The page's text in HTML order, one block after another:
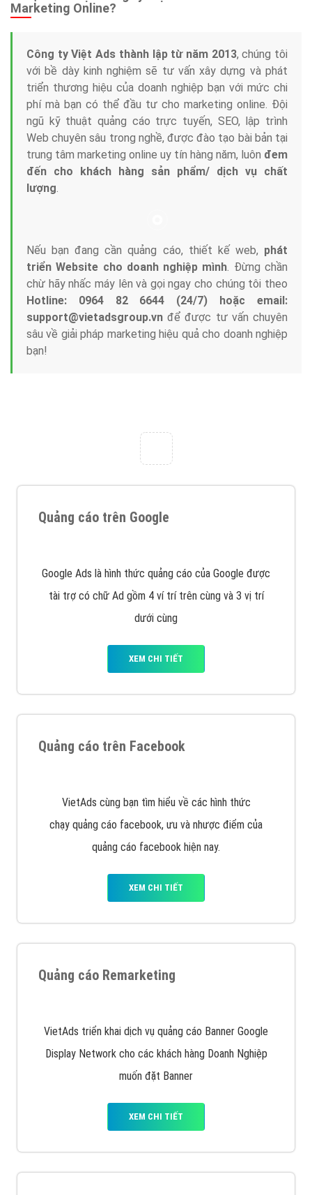
Marketing Online?
Công ty Việt Ads thành lập từ năm 2013, chúng tôi
với bề dày kinh nghiệm sẽ tư vấn xây dựng và phát
triển thương hiệu của doanh nghiệp bạn với mức chi
phí mà bạn có thể đầu tư cho marketing online. Đội
ngũ kỹ thuật quảng cáo trực tuyến, SEO, lập trình
Web chuyên sâu trong nghề, được đào tạo bài bản tại
trung tâm marketing online uy tín hàng năm, luôn đem
đến cho khách hàng sản phẩm/ dịch vụ chất
lượng.
Nếu bạn đang cần quảng cáo, thiết kế web, phát
triển Website cho doanh nghiệp mình. Đừng chần
chừ hãy nhấc máy lên và gọi ngay cho chúng tôi theo
Hotline: 0964 82 6644 (24/7) hoặc email:
support@vietadsgroup.vn để được tư vấn chuyên
sâu về giải pháp marketing hiệu quả cho doanh nghiệp
bạn!
Quảng cáo trên Google
Google Ads là hình thức quảng cáo của Google được
tài trợ có chữ Ad gồm 4 ví trí trên cùng và 3 vị trí
dưới cùng
XEM CHI TIẾT
Quảng cáo trên Facebook
VietAds cùng bạn tìm hiểu về các hình thức
chạy quảng cáo facebook, ưu và nhược điểm của
quảng cáo facebook hiện nay.
XEM CHI TIẾT
Quảng cáo Remarketing
VietAds triển khai dịch vụ quảng cáo Banner Google
Display Network cho các khách hàng Doanh Nghiệp
muốn đặt Banner
XEM CHI TIẾT